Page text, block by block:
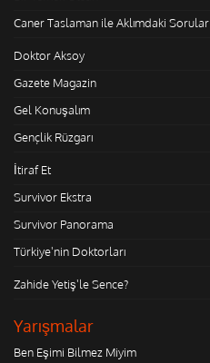
Caner Taslaman ile Aklımdaki Sorular
Doktor Aksoy
Gazete Magazin
Gel Konuşalım
Gençlik Rüzgarı
İtiraf Et
Survivor Ekstra
Survivor Panorama
Türkiye'nin Doktorları
Zahide Yetiş'le Sence?
Yarışmalar
Ben Eşimi Bilmez Miyim